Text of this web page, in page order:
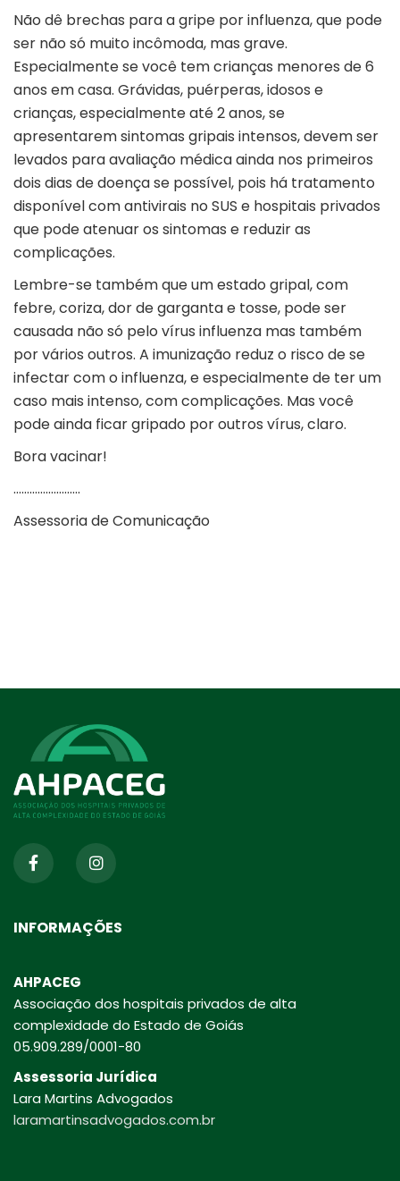
Não dê brechas para a gripe por influenza, que pode
ser não só muito incômoda, mas grave.
Especialmente se você tem crianças menores de 6
anos em casa. Grávidas, puérperas, idosos e
crianças, especialmente até 2 anos, se
apresentarem sintomas gripais intensos, devem ser
levados para avaliação médica ainda nos primeiros
dois dias de doença se possível, pois há tratamento
disponível com antivirais no SUS e hospitais privados
que pode atenuar os sintomas e reduzir as
complicações.
Lembre-se também que um estado gripal, com
febre, coriza, dor de garganta e tosse, pode ser
causada não só pelo vírus influenza mas também
por vários outros. A imunização reduz o risco de se
infectar com o influenza, e especialmente de ter um
caso mais intenso, com complicações. Mas você
pode ainda ficar gripado por outros vírus, claro.
Bora vacinar!
…………………….
Assessoria de Comunicação
INFORMAÇÕES
AHPACEG
Associação dos hospitais privados de alta
complexidade do Estado de Goiás
05.909.289/0001-80
Assessoria Jurídica
Lara Martins Advogados
laramartinsadvogados.com.br